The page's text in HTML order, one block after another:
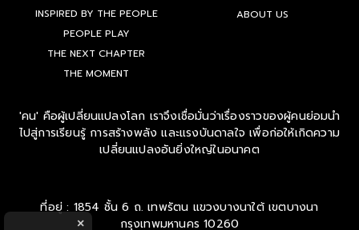
INSPIRED BY THE PEOPLE
PEOPLE PLAY
THE NEXT CHAPTER
THE MOMENT
ABOUT US
'คน' คือผู้เปลี่ยนแปลงโลก เราจึงเชื่อมั่นว่าเรื่องราวของผู้คนย่อมนำ
ไปสู่การเรียนรู้ การสร้างพลัง และแรงบันดาลใจ เพื่อก่อให้เกิดความ
เปลี่ยนแปลงอันยิ่งใหญ่ในอนาคต
ที่อยู่ : 1854 ชั้น 6 ถ. เทพรัตน แขวงบางนาใต้ เขตบางนา
กรุงเทพมหานคร 10260
×